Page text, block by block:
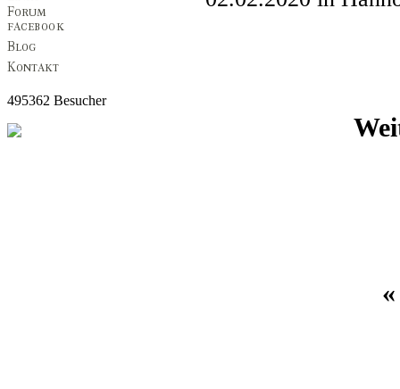
495362 Besucher